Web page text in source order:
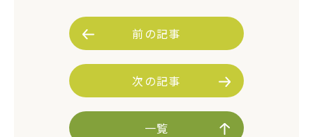
前の記事
次の記事
一覧